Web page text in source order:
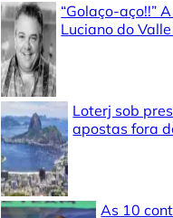
“Golaço-aço!!”
Luciano do
Loterj sob
apostas fora
As 10